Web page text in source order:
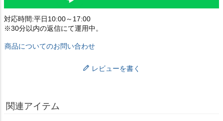
対応時間:平日10:00～17:00
※30分以内の返信にて運用中。
商品についてのお問い合わせ
レビューを書く
関連アイテム